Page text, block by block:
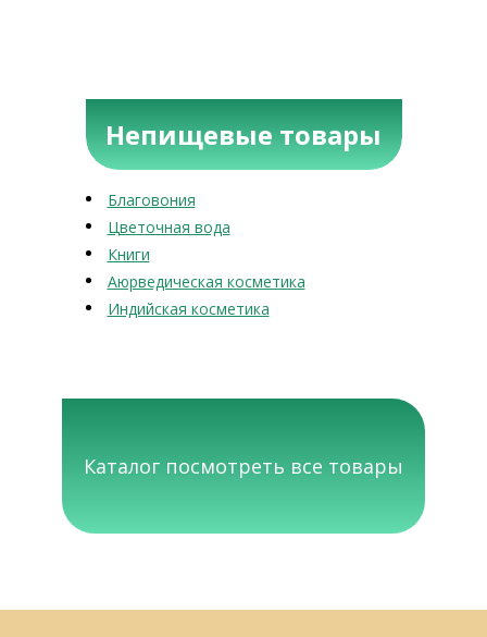
Непищевые товары
Благовония
Цветочная вода
Книги
Аюрведическая косметика
Индийская косметика
Каталог посмотреть все товары